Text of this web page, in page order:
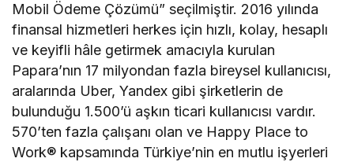
Mobil Ödeme Çözümü” seçilmiştir. 2016 yılında
finansal hizmetleri herkes için hızlı, kolay, hesaplı
ve keyifli hâle getirmek amacıyla kurulan
Papara’nın 17 milyondan fazla bireysel kullanıcısı,
aralarında Uber, Yandex gibi şirketlerin de
bulunduğu 1.500’ü aşkın ticari kullanıcısı vardır.
570’ten fazla çalışanı olan ve Happy Place to
Work® kapsamında Türkiye’nin en mutlu işyerleri